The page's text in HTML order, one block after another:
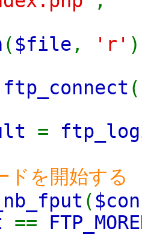
( $file , 'r'
ftp_connect (
=
を開始する
(
==